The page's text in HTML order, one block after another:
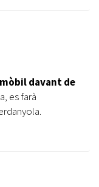
davant de
es farà